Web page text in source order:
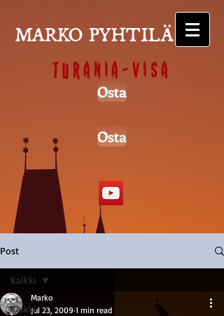
MARKO PYHTILÄ
Turania-visa
Osta
Osta
Post
Kaikki
Kaikki
Marko
Jul 23, 2009 1 min read